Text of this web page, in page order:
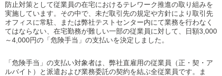
防止対策として従業員の在宅におけるテレワーク推進の取り組みを
実施しています。その中で、未だ取引先の規定や方針により取引先
オフィスに常駐、または弊社テストセンター内にて業務を行わなく
てはならない、在宅勤務が難しい一部の従業員に対して、日額3,000
～4,000円の「危険手当」の支払いを決定しました。
「危険手当」の支払い対象者は、弊社直雇用の従業員（正・契・ア
ルバイト）と派遣および業務委託の契約を結ぶ全従業員です。ま